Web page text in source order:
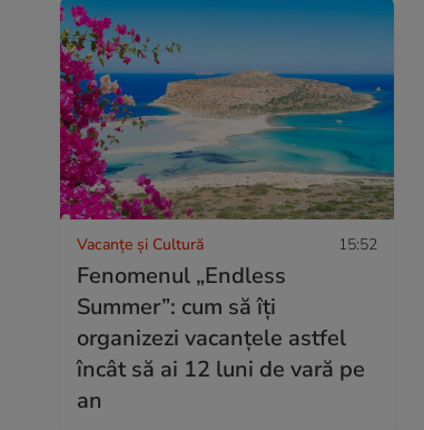
Vacanțe și Cultură 15:52
Fenomenul „Endless
Summer”: cum să îți
organizezi vacanțele astfel
încât să ai 12 luni de vară pe
an